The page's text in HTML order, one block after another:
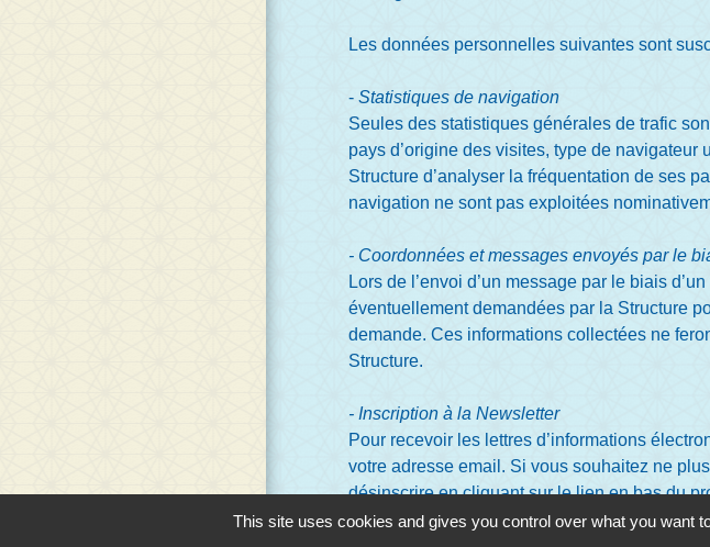
Les données personnelles suivantes sont
- Statistiques de navigation
Seules des statistiques générales de trafic
pays d’origine des visites, type de
Structure d’analyser la fréquentation de ses
navigation ne sont pas exploitées
- Coordonnées et messages envoyés par le
Lors de l’envoi d’un message par le biais
éventuellement demandées par la Structure
demande. Ces informations collectées ne
Structure.
- Inscription à la Newsletter
Pour recevoir les lettres d’informations
votre adresse email. Si vous souhaitez ne
désinscrire en cliquant sur le lien en bas du
recueillies ne servent qu’à transmettre les
This site uses cookies and gives you control over what you want